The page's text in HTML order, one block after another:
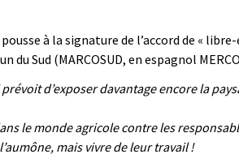
à la signature de l’accord de «
Sud (MARCOSUD, en espagnol
d’exposer davantage encore la
le monde agricole contre les
mais vivre de leur travail !